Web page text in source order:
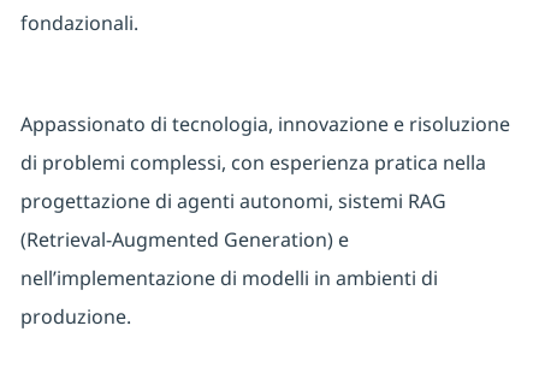
fondazionali.
Appassionato di tecnologia, innovazione e risoluzione
di problemi complessi, con esperienza pratica nella
progettazione di agenti autonomi, sistemi RAG
(Retrieval-Augmented Generation) e
nell’implementazione di modelli in ambienti di
produzione.